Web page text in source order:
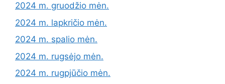
2024 m. gruodžio mėn.
2024 m. lapkričio mėn.
2024 m. spalio mėn.
2024 m. rugsėjo mėn.
2024 m. rugpjūčio mėn.